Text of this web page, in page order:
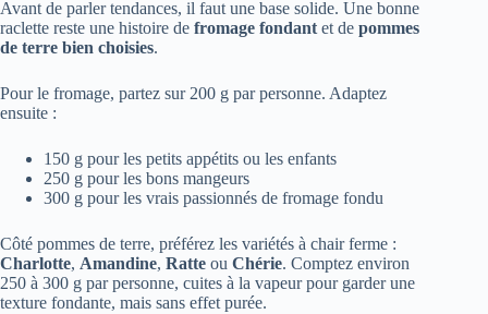
Avant de parler tendances, il faut une base solide. Une bonne
raclette reste une histoire de fromage fondant et de pommes
de terre bien choisies.
Pour le fromage, partez sur 200 g par personne. Adaptez
ensuite :
150 g pour les petits appétits ou les enfants
250 g pour les bons mangeurs
300 g pour les vrais passionnés de fromage fondu
Côté pommes de terre, préférez les variétés à chair ferme :
Charlotte, Amandine, Ratte ou Chérie. Comptez environ
250 à 300 g par personne, cuites à la vapeur pour garder une
texture fondante, mais sans effet purée.